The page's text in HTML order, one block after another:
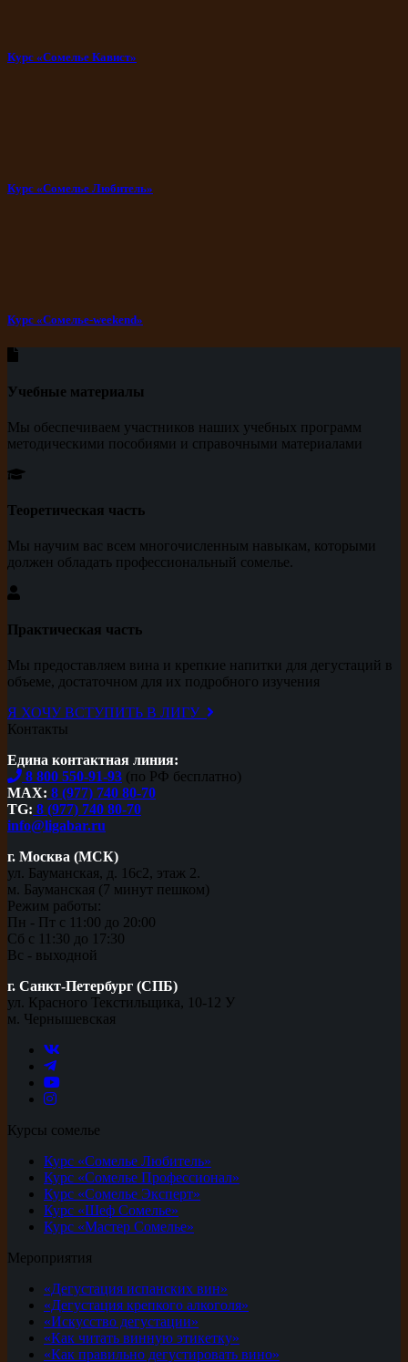
Курс «Сомелье Кавист»
Курс «Сомелье Любитель»
Курс «Сомелье-weekend»
Учебные материалы
Мы обеспечиваем участников наших учебных программ
методическими пособиями и справочными материалами
Теоретическая часть
Мы научим вас всем многочисленным навыкам, которыми
должен обладать профессиональный сомелье.
Практическая часть
Мы предоставляем вина и крепкие напитки для дегустаций в
объеме, достаточном для их подробного изучения
Я ХОЧУ ВСТУПИТЬ В ЛИГУ
Контакты
Едина контактная линия:
8 800 550-91-93 (по РФ бесплатно)
MAX: 8 (977) 740 80-70
TG: 8 (977) 740 80-70
info@ligabar.ru
г. Москва (МСК)
ул. Бауманская, д. 16с2, этаж 2.
м. Бауманская (7 минут пешком)
Режим работы:
Пн - Пт с 11:00 до 20:00
Сб с 11:30 до 17:30
Вс - выходной
г. Санкт-Петербург (СПБ)
ул. Красного Текстильщика, 10-12 У
м. Чернышевская
Курсы сомелье
Курс «Сомелье Любитель»
Курс «Сомелье Профессионал»
Курс «Сомелье Эксперт»
Курс «Шеф Сомелье»
Курс «Мастер Сомелье»
Мероприятия
«Дегустация испанских вин»
«Дегустация крепкого алкоголя»
«Искусство дегустации»
«Как читать винную этикетку»
«Как правильно дегустировать вино»